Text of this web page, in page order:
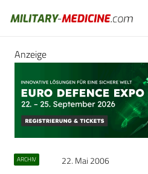
Anzeige
ARCHIV 22. Mai 2006